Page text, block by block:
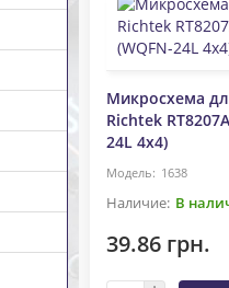
Микросхема
Richtek
24L 4x4)
1638
В
39.86 грн.